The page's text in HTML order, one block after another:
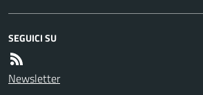
SEGUICI SU
Newsletter